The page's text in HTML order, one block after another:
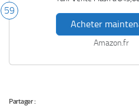
59
Acheter
Amazon.fr
Partager :